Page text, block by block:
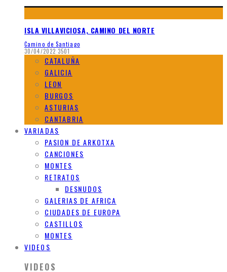
ISLA VILLAVICIOSA, CAMINO DEL NORTE
Camino de Santiago
30/04/2022 3501
CATALUÑA
GALICIA
LEON
BURGOS
ASTURIAS
CANTABRIA
VARIADAS
PASION DE ARKOTXA
CANCIONES
MONTES
RETRATOS
DESNUDOS
GALERIAS DE AFRICA
CIUDADES DE EUROPA
CASTILLOS
MONTES
VIDEOS
VIDEOS